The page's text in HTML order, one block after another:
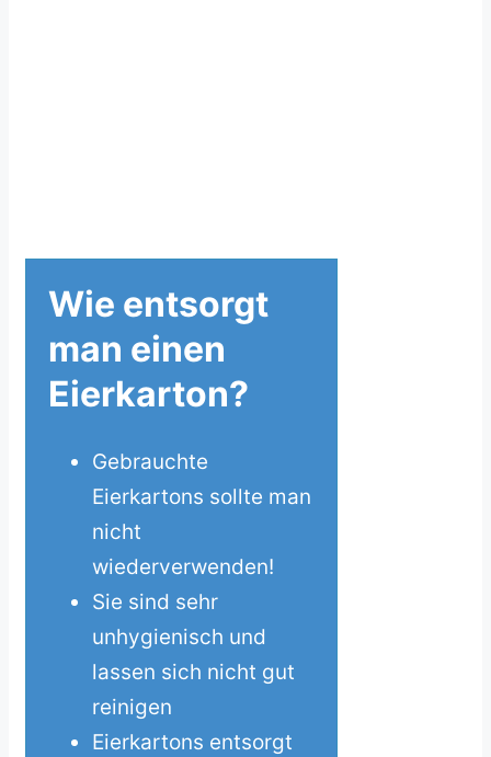
Wie entsorgt
man einen
Eierkarton?
Gebrauchte
Eierkartons sollte man
nicht
wiederverwenden!
Sie sind sehr
unhygienisch und
lassen sich nicht gut
reinigen
Eierkartons entsorgt